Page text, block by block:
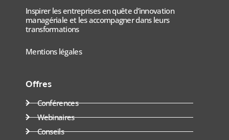
Inspirer les entreprises en quête d’innovation
managériale et les accompagner dans leurs
transformations
Mentions légales
Offres
Conférences
Webinaires
Conseils